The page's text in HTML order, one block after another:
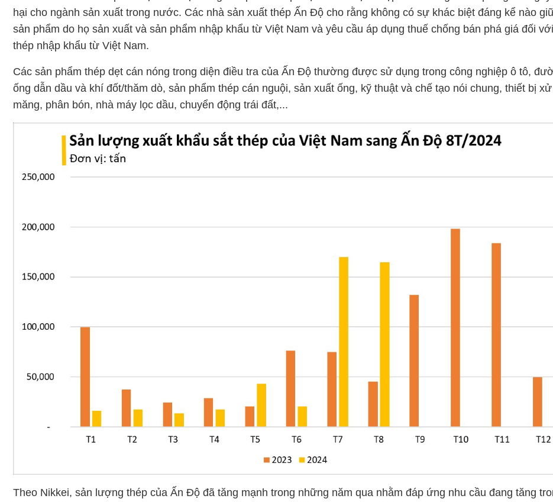
hại cho ngành sản xuất trong nước. Các nhà sản xuất thép Ấn Độ cho rằng không có sự khác biệt đáng kể nào
sản phẩm do họ sản xuất và sản phẩm nhập khẩu từ Việt Nam và yêu cầu áp dụng thuế chống bán phá giá đối với
thép nhập khẩu từ Việt Nam.
Các sản phẩm thép dẹt cán nóng trong diện điều tra của Ấn Độ thường được sử dụng trong công nghiệp ô tô,
ống dẫn dầu và khí đốt/thăm dò, sản phẩm thép cán nguội, sản xuất ống, kỹ thuật và chế tạo nói chung, thiết bị
măng, phân bón, nhà máy lọc dầu, chuyển động trái đất,...
Theo Nikkei, sản lượng thép của Ấn Độ đã tăng mạnh trong những năm qua nhằm đáp ứng nhu cầu đang tăng